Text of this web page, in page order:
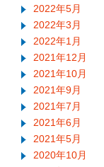
2022年5月
2022年3月
2022年1月
2021年12月
2021年10月
2021年9月
2021年7月
2021年6月
2021年5月
2020年10月